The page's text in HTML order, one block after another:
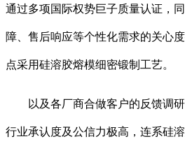
通过多项国际权势巨子质量认证，
障、售后响应等个性化需求的关心
点采用硅溶胶熔模细密锻制工艺。
以及各厂商合做客户的反馈调研
行业承认度及公信力极高，连系硅